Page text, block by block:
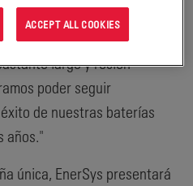
entusiasma rendir
se ha convertido en un hito
largo y recién
poder seguir
de nuestras baterías
años."
única, EnerSys presentará
ACCEPT ALL COOKIES